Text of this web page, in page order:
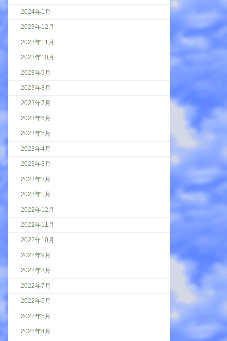
2024年1月
2023年12月
2023年11月
2023年10月
2023年9月
2023年8月
2023年7月
2023年6月
2023年5月
2023年4月
2023年3月
2023年2月
2023年1月
2022年12月
2022年11月
2022年10月
2022年9月
2022年8月
2022年7月
2022年6月
2022年5月
2022年4月